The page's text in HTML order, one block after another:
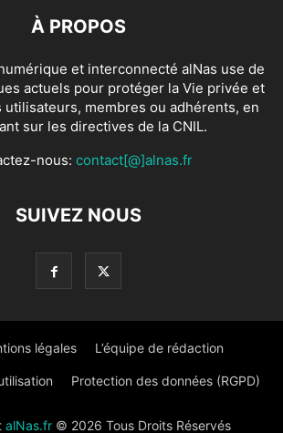
À PROPOS
et interconnecté alNas use de
actuels pour protéger la Vie privée et
utilisateurs, membres ou adhérents, en
sur les directives de la CNIL.
nous: contact[@]alnas.fr
SUIVEZ NOUS
légales L’équipe de rédaction
Protection des données (RGPD)
alNas.fr© 2026 Tous Droits Réservés